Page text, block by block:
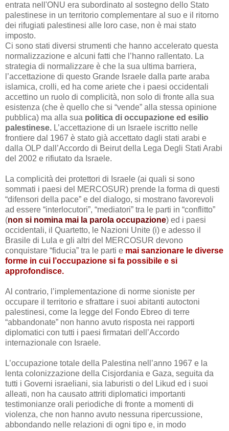
entrata nell'ONU era subordinato al sostegno dello Stato
palestinese in un territorio complementare al suo e il ritorno
dei rifugiati palestinesi alle loro case, non è mai stato
imposto.
Ci sono stati diversi strumenti che hanno accelerato questa
normalizzazione e alcuni fatti che l’hanno rallentato. La
strategia di normalizzare è che la sua ultima barriera,
l’accettazione di questo Grande Israele dalla parte araba
islamica, crolli, ed ha come ariete che i paesi occidentali
accettino un ruolo di complicità, non solo di fronte alla sua
esistenza (che è quello che si “vende” alla stessa opinione
pubblica) ma alla sua politica di occupazione ed esilio
palestinese. L’accettazione di un Israele iscritto nelle
frontiere dal 1967 è stato già accettato dagli stati arabi e
dalla OLP dall’Accordo di Beirut della Lega Degli Stati Arabi
del 2002 e rifiutato da Israele.
La complicità dei protettori di Israele (ai quali si sono
sommati i paesi del MERCOSUR) prende la forma di questi
“difensori della pace” e del dialogo, si mostrano favorevoli
ad essere “interlocutori”, “mediatori” tra le parti in “conflitto”
(non si nomina mai la parola occupazione) ed i paesi
occidentali, il Quartetto, le Nazioni Unite (i) e adesso il
Brasile di Lula e gli altri del MERCOSUR devono
conquistare “fiducia” tra le parti e mai sanzionare le diverse
forme in cui l’occupazione si fa possibile e si
approfondisce.
Al contrario, l’implementazione di norme sioniste per
occupare il territorio e sfrattare i suoi abitanti autoctoni
palestinesi, come la legge del Fondo Ebreo di terre
“abbandonate” non hanno avuto risposta nei rapporti
diplomatici con tutti i paesi firmatari dell’Accordo
internazionale con Israele.
L’occupazione totale della Palestina nell’anno 1967 e la
lenta colonizzazione della Cisjordania e Gaza, seguita da
tutti i Governi israeliani, sia laburisti o del Likud ed i suoi
alleati, non ha causato attriti diplomatici importanti
testimonianze orali periodiche di fronte a momenti di
violenza, che non hanno avuto nessuna ripercussione,
abbondando nelle relazioni di ogni tipo e, in modo